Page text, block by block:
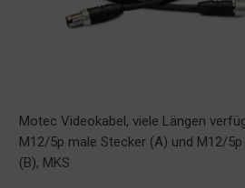
Motec Videokabel, viele Längen
M12/5p male Stecker (A) und M12/
(B), MKS